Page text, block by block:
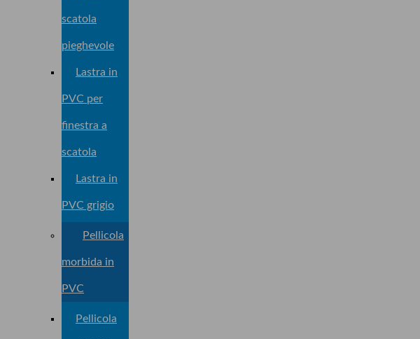
scatola
pieghevole
Lastra in
PVC per
finestra a
scatola
Lastra in
PVC grigio
Pellicola
morbida in
PVC
Pellicola